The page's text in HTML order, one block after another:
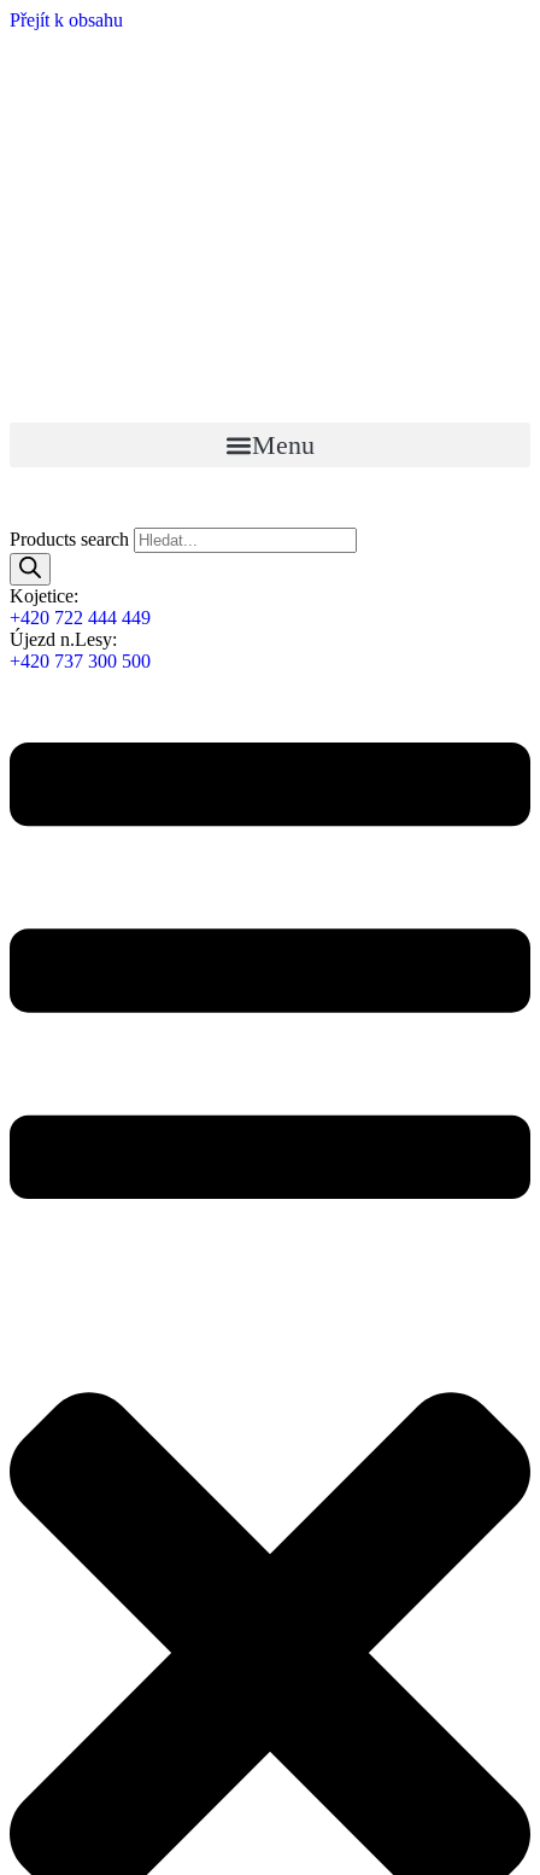
Přejít k obsahu
Menu
Products search
Kojetice:
+420 722 444 449
Újezd n.Lesy:
+420 737 300 500